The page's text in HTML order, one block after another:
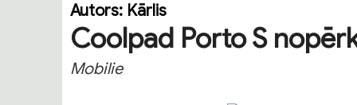
Autors: Kārlis
Coolpad Porto S
Mobilie